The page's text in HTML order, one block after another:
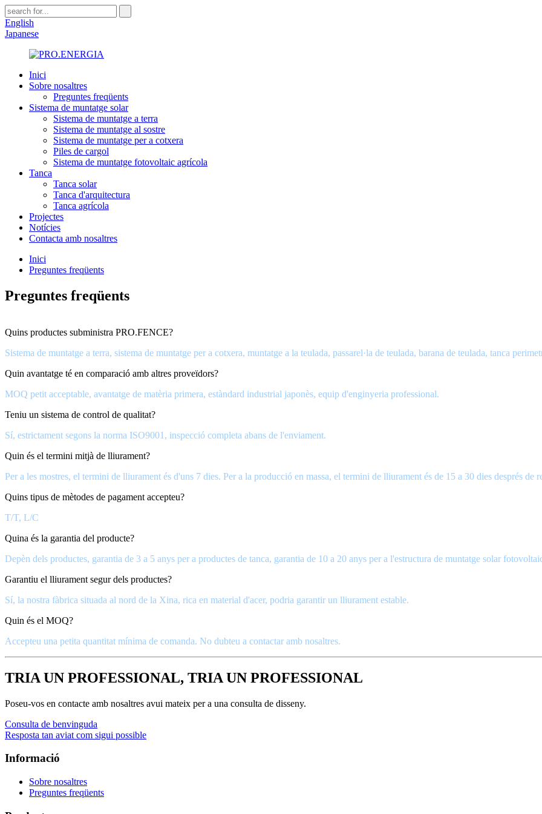
English
Japanese
Inici
Sobre nosaltres
Preguntes freqüents
Sistema de muntatge solar
Sistema de muntatge a terra
Sistema de muntatge al sostre
Sistema de muntatge per a cotxera
Piles de cargol
Sistema de muntatge fotovoltaic agrícola
Tanca
Tanca solar
Tanca d'arquitectura
Tanca agrícola
Projectes
Notícies
Contacta amb nosaltres
Inici
Preguntes freqüents
Preguntes freqüents
Quins productes subministra PRO.FENCE?
Sistema de muntatge a terra, sistema de muntatge per a cotxera, muntatge a la teulada, passarel·la de teulada, barana de teulada, tanca
Quin avantatge té en comparació amb altres proveïdors?
MOQ petit acceptable, avantatge de matèria primera, estàndard industrial japonès, equip d'enginyeria professional.
Teniu un sistema de control de qualitat?
Sí, estrictament segons la norma ISO9001, inspecció completa abans de l'enviament.
Quin és el termini mitjà de lliurament?
Per a les mostres, el termini de lliurament és d'uns 7 dies. Per a la producció en massa, el termini de lliurament és de 15 a 30 dies després de
Quins tipus de mètodes de pagament accepteu?
T/T, L/C
Quina és la garantia del producte?
Depèn dels productes, garantia de 3 a 5 anys per a productes de tanca, garantia de 10 a 20 anys per a l'estructura de muntatge solar
Garantiu el lliurament segur dels productes?
Sí, la nostra fàbrica situada al nord de la Xina, rica en material d'acer, podria garantir un lliurament estable.
Quin és el MOQ?
Accepteu una petita quantitat mínima de comanda. No dubteu a contactar amb nosaltres.
TRIA UN PROFESSIONAL, TRIA UN PROFESSIONAL
Poseu-vos en contacte amb nosaltres avui mateix per a una consulta de disseny.
Consulta de benvinguda
Resposta tan aviat com sigui possible
Informació
Sobre nosaltres
Preguntes freqüents